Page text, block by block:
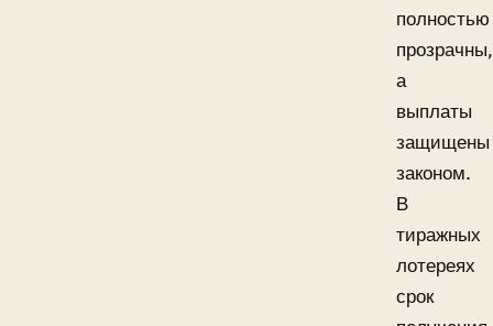
полностью
прозрачны,
а
выплаты
защищены
законом.
В
тиражных
лотереях
срок